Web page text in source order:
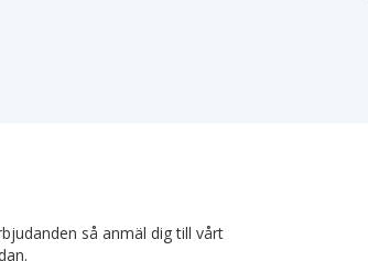
så anmäl dig till vårt